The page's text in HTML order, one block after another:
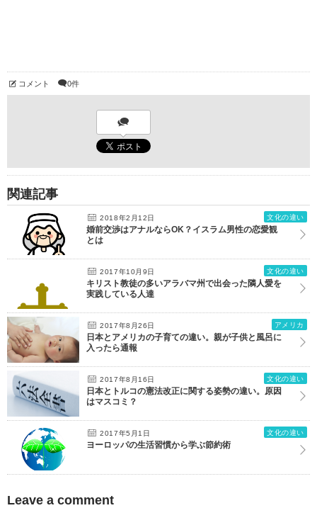
コメント 0件
関連記事
2018年2月12日 文化の違い
婚前交渉はアナルならOK？イスラム男性の恋愛観
とは
2017年10月9日 文化の違い
キリスト教徒の多いアラバマ州で出会った隣人愛を
実践している人達
2017年8月26日 アメリカ
日本とアメリカの子育ての違い。親が子供と風呂に
入ったら通報
2017年8月16日 文化の違い
日本とトルコの憲法改正に関する姿勢の違い。原因
はマスコミ？
2017年5月1日 文化の違い
ヨーロッパの生活習慣から学ぶ節約術
Leave a comment